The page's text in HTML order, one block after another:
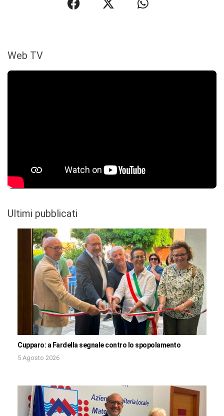
Web TV
Ultimi pubblicati
Cupparo: a Fardella segnale contro lo spopolamento
5 Agosto 2026